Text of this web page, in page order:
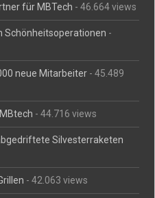
für MBTech - 46.664 views
Schönheitsoperationen -
neue Mitarbeiter - 45.489
- 44.716 views
Silvesterraketen
- 42.063 views